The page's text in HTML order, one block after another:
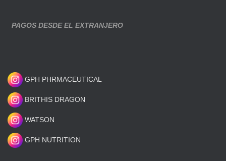
PAGOS DESDE EL EXTRANJERO
GPH PHRMACEUTICAL
BRITHIS DRAGON
WATSON
GPH NUTRITION